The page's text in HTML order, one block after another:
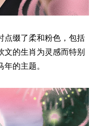
点缀了柔和粉色，包括
文的生肖为灵感而特别
的主题。